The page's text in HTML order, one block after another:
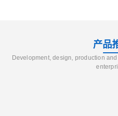
产品
Development, design, production